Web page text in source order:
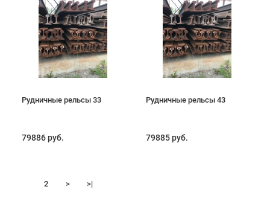
Рудничные рельсы 33
79886 руб.
Рудничные рельсы 43
79885 руб.
2 > >|